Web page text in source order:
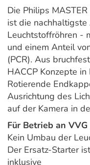
Die Philips
ist die
Leuchtstoffröhren -
und einem Anteil
(PCR). Aus
HACCP Konzepte
Rotierende
Ausrichtung des
auf der Kamera in
Für Betrieb an VVG
Kein Umbau der
Der Ersatz-Starter
inklusive